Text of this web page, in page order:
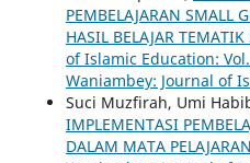
PEMBELAJARAN SMALL
HASIL BELAJAR TEMATIK
of Islamic Education:
Waniambey: Journal of
Suci Muzfirah, Umi
IMPLEMENTASI
DALAM MATA